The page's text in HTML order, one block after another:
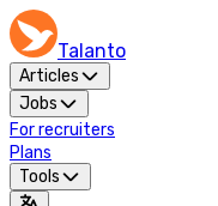
Talanto
Articles
Jobs
For recruiters
Plans
Tools